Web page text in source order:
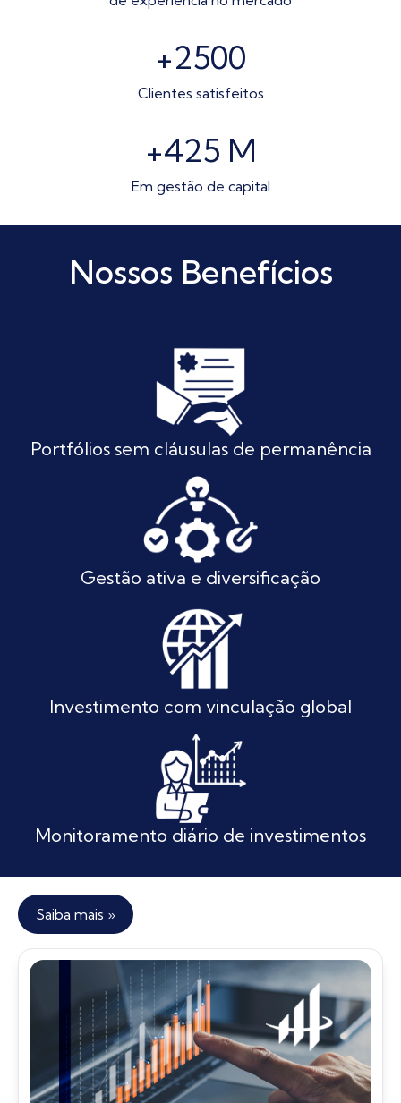
+2500
Clientes satisfeitos
+425 M
Em gestão de capital
Nossos Benefícios
Portfólios sem cláusulas de permanência
Gestão ativa e diversificação
Investimento com vinculação global
Monitoramento diário de investimentos
Saiba mais »